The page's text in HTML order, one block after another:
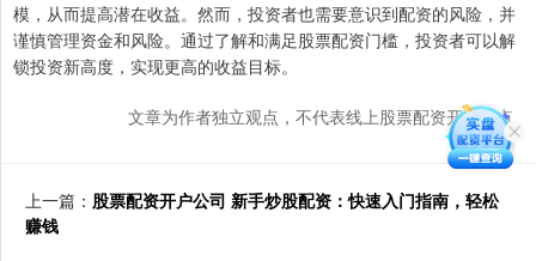
模，从而提高潜在收益。然而，投资者也需要意识到配资的风险，并
谨慎管理资金和风险。通过了解和满足股票配资门槛，投资者可以解
锁投资新高度，实现更高的收益目标。
文章为作者独立观点，不代表线上股票配资开户观点
上一篇： 股票配资开户公司 新手炒股配资：快速入门指南，轻松
赚钱